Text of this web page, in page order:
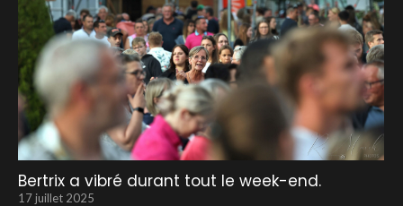
Bertrix a vibré durant tout le week-end.
17 juillet 2025